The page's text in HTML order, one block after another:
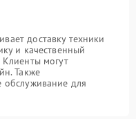
доставку техники
и качественный
могут
Также
обслуживание для